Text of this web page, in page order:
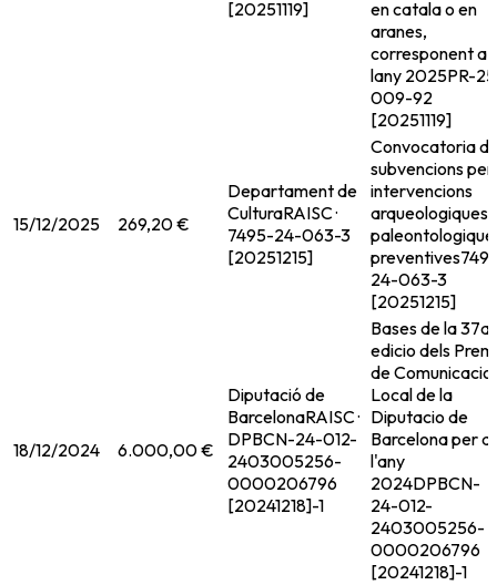
[20251119]
en catala o en
aranes,
corresponent a
lany 2025PR-
009-92
[20251119]
15/12/2025 269,20 €
Departament de
CulturaRAISC ·
7495-24-063-3
[20251215]
Convocatoria
subvencions per
intervencions
arqueologiques i
preventives
24-063-3
[20251215]
18/12/2024 6.000,00 €
Diputació de
BarcelonaRAISC ·
DPBCN-24-012-
2403005256-
0000206796
[20241218]-1
Bases de la 37a
edicio dels
de Comunicacio
Local de la
Diputacio de
Barcelona per a
l'any
2024DPBCN-
24-012-
2403005256-
0000206796
[20241218]-1